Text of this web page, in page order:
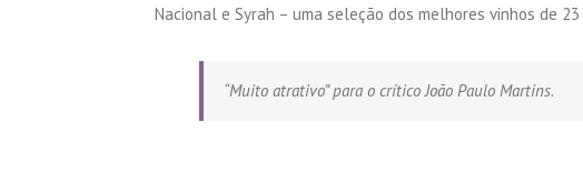
Nacional e Syrah – uma seleção dos melhores vinhos de
“Muito atrativo” para o crítico João Paulo Martins.